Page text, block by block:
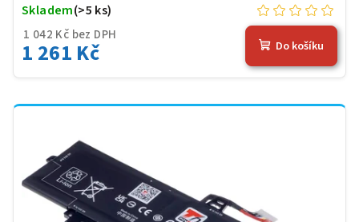
1 042 Kč bez DPH
1 261 Kč
Skladem(>5 ks)
Do košíku